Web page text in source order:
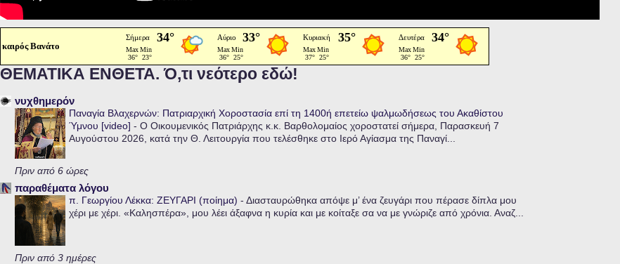
καιρός Βανάτο
ΘΕΜΑΤΙΚΑ ΕΝΘΕΤΑ. Ό,τι νεότερο εδώ!
νυχθημερόν
Παναγία Βλαχερνών: Πατριαρχική Χοροστασία επί τη 1400ή επετείω ψαλμωδήσεως του Ακαθίστου
Ύμνου [video] - Ο Οικουμενικός Πατριάρχης κ.κ. Βαρθολομαίος χοροστατεί σήμερα, Παρασκευή 7
Αυγούστου 2026, κατά την Θ. Λειτουργία που τελέσθηκε στο Ιερό Αγίασμα της Παναγί...
Πριν από 6 ώρες
παραθέματα λόγου
π. Γεωργίου Λέκκα: ΖΕΥΓΑΡΙ (ποίημα) - Διασταυρώθηκα απόψε μ’ ένα ζευγάρι που πέρασε δίπλα μου
χέρι με χέρι. «Καλησπέρα», μου λέει άξαφνα η κυρία και με κοίταξε σα να με γνώριζε από χρόνια. Αναζ...
Πριν από 3 ημέρες